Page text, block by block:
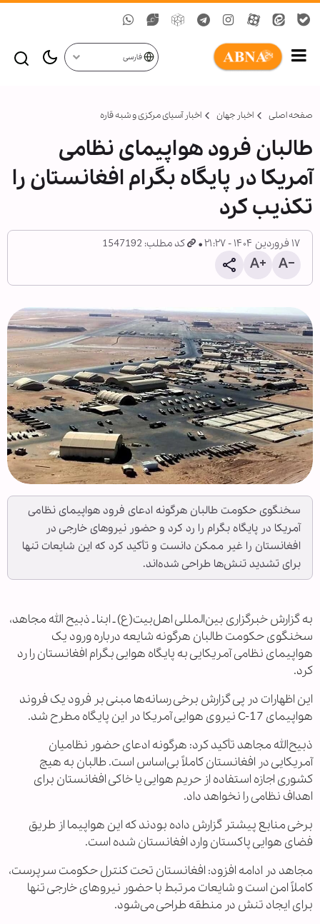
فارسی
صفحه اصلی اخبار جهان اخبار آسیای مرکزی و شبه قاره
طالبان فرود هواپیمای نظامی
آمریکا در پایگاه بگرام افغانستان را
تکذیب کرد
۱۷ فروردین ۱۴۰۴ - ۲۱:۲۷ کد مطلب: 1547192
سخنگوی حکومت طالبان هرگونه ادعای فرود هواپیمای نظامی
آمریکا در پایگاه بگرام را رد کرد و حضور نیروهای خارجی در
افغانستان را غیر ممکن دانست و تأکید کرد که این شایعات تنها
برای تشدید تنش‌ها طراحی شده‌اند.
به گزارش خبرگزاری بین‌المللی اهل‌بیت(ع) ـ ابنا ـ ذبیح الله مجاهد،
سخنگوی حکومت طالبان هرگونه شایعه درباره ورود یک
هواپیمای نظامی آمریکایی به پایگاه هوایی بگرام افغانستان را رد
کرد.
این اظهارات در پی گزارش برخی رسانه‌ها مبنی بر فرود یک فروند
هواپیمای C-17 نیروی هوایی آمریکا در این پایگاه مطرح شد.
ذبیح‌الله مجاهد تأکید کرد: هرگونه ادعای حضور نظامیان
آمریکایی در افغانستان کاملاً بی‌اساس است. طالبان به هیچ
کشوری اجازه استفاده از حریم هوایی یا خاکی افغانستان برای
اهداف نظامی را نخواهد داد.
برخی منابع پیشتر گزارش داده بودند که این هواپیما از طریق
فضای هوایی پاکستان وارد افغانستان شده است.
مجاهد در ادامه افزود: افغانستان تحت کنترل حکومت سرپرست،
کاملاً امن است و شایعات مرتبط با حضور نیروهای خارجی تنها
برای ایجاد تنش در منطقه طراحی می‌شود.